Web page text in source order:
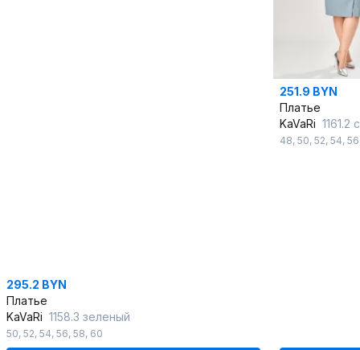
295.2 BYN
Платье
KaVaRi 1158.3 зеленый
50, 52, 54, 56, 58, 60
251.9 BYN
Платье
KaVaRi 1161.2
48, 50, 52, 54, 56